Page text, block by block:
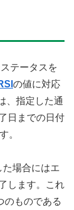
テータスを
の値に対応
、指定した通
日までの日付
。
た場合にはエ
します。これ
のものである